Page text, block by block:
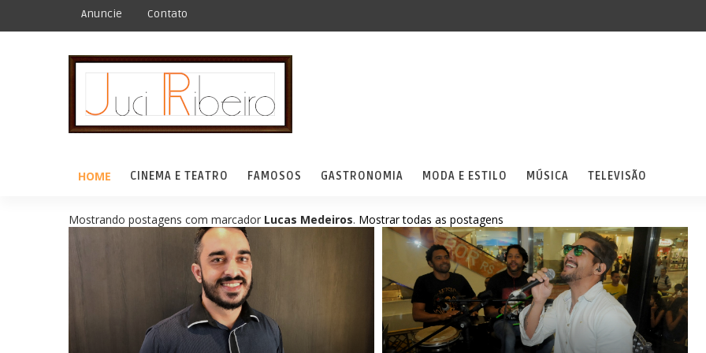
Anuncie Contato
HOME CINEMA E TEATRO FAMOSOS GASTRONOMIA MODA E ESTILO MÚSICA TELEVISÃO
Mostrando postagens com marcador Lucas Medeiros. Mostrar todas as postagens